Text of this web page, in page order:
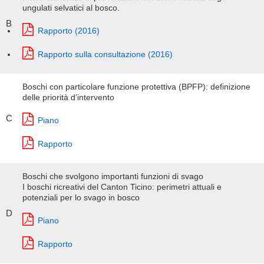
B
ungulati selvatici al bosco.
Rapporto (2016)
Rapporto sulla consultazione (2016)
C
Boschi con particolare funzione protettiva (BPFP): definizione
delle priorità d’intervento
Piano
Rapporto
D
Boschi che svolgono importanti funzioni di svago
I boschi ricreativi del Canton Ticino: perimetri attuali e
potenziali per lo svago in bosco
Piano
Rapporto